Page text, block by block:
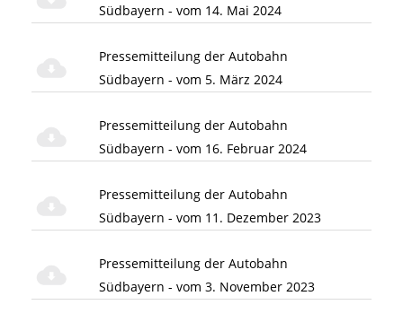
Südbayern - vom 14. Mai 2024
Pressemitteilung der Autobahn
Südbayern - vom 5. März 2024
Pressemitteilung der Autobahn
Südbayern - vom 16. Februar 2024
Pressemitteilung der Autobahn
Südbayern - vom 11. Dezember 2023
Pressemitteilung der Autobahn
Südbayern - vom 3. November 2023